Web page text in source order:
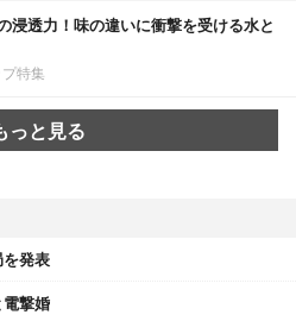
浸透力！味の違いに衝撃を受ける水と
特集
っと見る
発表
撃婚